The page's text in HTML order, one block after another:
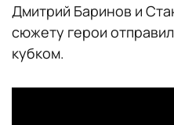
Дмитрий Баринов и
сюжету герои
кубком.